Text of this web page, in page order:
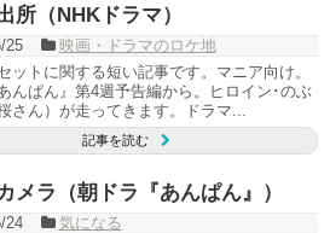
所（NHKドラマ）
25
映画・ドラマのロケ地
ットに関する短い記事です。マニア向け。
んぱん』第4週予告編から。ヒロイン･のぶ
さん）が走ってきます。ドラマ...
記事を読む
メラ（朝ドラ『あんぱん』）
24
気になる